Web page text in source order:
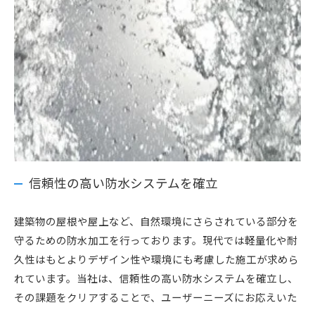
信頼性の高い防水システムを確立
建築物の屋根や屋上など、自然環境にさらされている部分を
守るための防水加工を行っております。現代では軽量化や耐
久性はもとよりデザイン性や環境にも考慮した施工が求めら
れています。当社は、信頼性の高い防水システムを確立し、
その課題をクリアすることで、ユーザーニーズにお応えいた